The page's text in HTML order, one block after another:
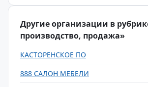
Другие организации в
производство, продажа»
КАСТОРЕНСКОЕ ПО
888 САЛОН МЕБЕЛИ